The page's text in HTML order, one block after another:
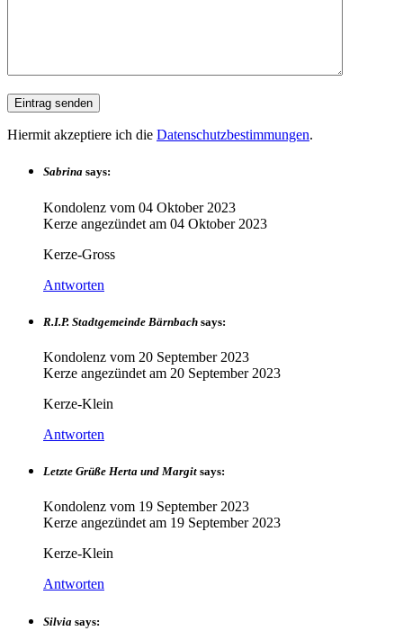
Hiermit akzeptiere ich die Datenschutzbestimmungen.
Sabrina says:
Kondolenz vom 04 Oktober 2023
Kerze angezündet am 04 Oktober 2023
Kerze-Gross
Antworten
R.I.P. Stadtgemeinde Bärnbach says:
Kondolenz vom 20 September 2023
Kerze angezündet am 20 September 2023
Kerze-Klein
Antworten
Letzte Grüße Herta und Margit says:
Kondolenz vom 19 September 2023
Kerze angezündet am 19 September 2023
Kerze-Klein
Antworten
Silvia says: